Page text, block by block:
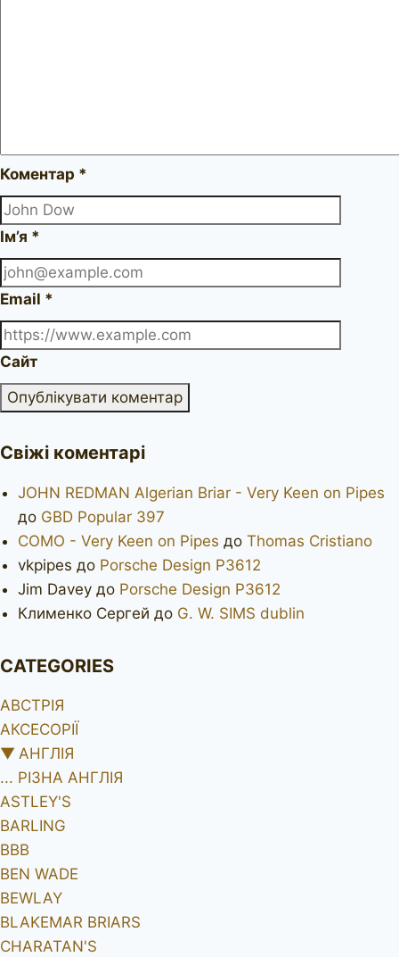
Коментар *
Ім’я *
Email *
Сайт
Свіжі коментарі
JOHN REDMAN Algerian Briar - Very Keen on Pipes
до GBD Popular 397
COMO - Very Keen on Pipes до Thomas Cristiano
vkpipes до Porsche Design P3612
Jim Davey до Porsche Design P3612
Клименко Сергей до G. W. SIMS dublin
CATEGORIES
АВСТРІЯ
АКСЕСОРІЇ
▼ АНГЛІЯ
... РІЗНА АНГЛІЯ
ASTLEY'S
BARLING
BBB
BEN WADE
BEWLAY
BLAKEMAR BRIARS
CHARATAN'S